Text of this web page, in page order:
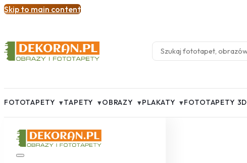
Skip to main content
FOTOTAPETY ▾TAPETY ▾OBRAZY ▾PLAKATY ▾FOTOTAPETY 3D